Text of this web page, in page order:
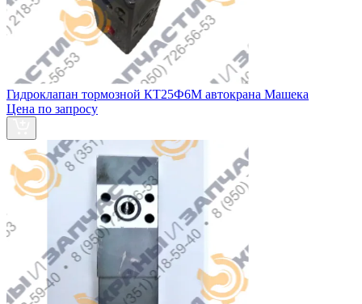
Гидроклапан тормозной КТ25Ф6М автокрана Машека
Цена по запросу